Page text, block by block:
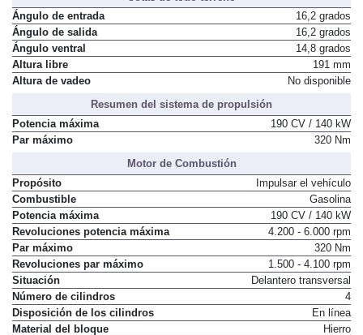
Cotas de todo terreno
Ángulo de entrada
16,2 grados
Ángulo de salida
16,2 grados
Ángulo ventral
14,8 grados
Altura libre
191 mm
Resumen del sistema de propulsión
Potencia máxima
190 CV / 140 kW
Motor de Combustión
Propósito
Impulsar el vehículo
Combustible
Gasolina
Potencia máxima
190 CV / 140 kW
Revoluciones potencia máxima
4.200 - 6.000 rpm
Par máximo
320 Nm
Revoluciones par máximo
1.500 - 4.100 rpm
Situación
Delantero transversal
Número de cilindros
4
Disposición de los cilindros
En línea